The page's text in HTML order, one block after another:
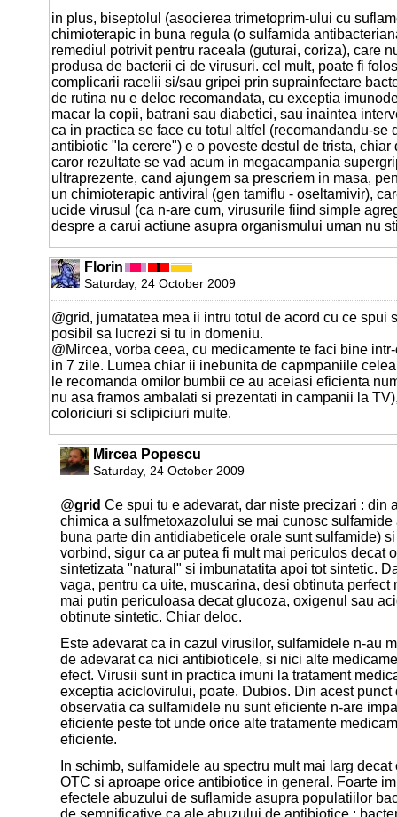
in plus, biseptolul (asocierea trimetoprim-ului cu
chimioterapic in buna regula (o sulfamida
remediul potrivit pentru raceala (guturai, coriza), care
produsa de bacterii ci de virusuri. cel mult, poate fi
complicarii racelii si/sau gripei prin suprainfectare
de rutina nu e deloc recomandata, cu exceptia
macar la copii, batrani sau diabetici, sau inaintea
ca in practica se face cu totul altfel (recomandandu-se
antibiotic "la cerere") e o poveste destul de trista, chiar
caror rezultate se vad acum in megacampania
ultraprezente, cand ajungem sa prescriem in masa,
un chimioterapic antiviral (gen tamiflu - oseltamivir),
ucide virusul (ca n-are cum, virusurile fiind simple
despre a carui actiune asupra organismului uman nu
Florin
Saturday, 24 October 2009
@grid, jumatatea mea ii intru totul de acord cu ce spui
posibil sa lucrezi si tu in domeniu.
@Mircea, vorba ceea, cu medicamente te faci bine
in 7 zile. Lumea chiar ii inebunita de capmpaniile
le recomanda omilor bumbii ce au aceiasi eficienta
nu asa framos ambalati si prezentati in campanii la
coloriciuri si sclipiciuri multe.
Mircea Popescu
Saturday, 24 October 2009
@grid Ce spui tu e adevarat, dar niste precizari : din
chimica a sulfmetoxazolului se mai cunosc sulfamide
buna parte din antidiabeticele orale sunt sulfamide)
vorbind, sigur ca ar putea fi mult mai periculos decat
sintetizata "natural" si imbunatatita apoi tot sintetic.
vaga, pentru ca uite, muscarina, desi obtinuta perfect
mai putin periculoasa decat glucoza, oxigenul sau
obtinute sintetic. Chiar deloc.
Este adevarat ca in cazul virusilor, sulfamidele n-au
de adevarat ca nici antibioticele, si nici alte
efect. Virusii sunt in practica imuni la tratament
exceptia aciclovirului, poate. Dubios. Din acest punct
observatia ca sulfamidele nu sunt eficiente n-are
eficiente peste tot unde orice alte tratamente
eficiente.
In schimb, sulfamidele au spectru mult mai larg
OTC si aproape orice antibiotice in general. Foarte
efectele abuzului de suflamide asupra populatiilor
de semnificative ca ale abuzului de antibiotice :